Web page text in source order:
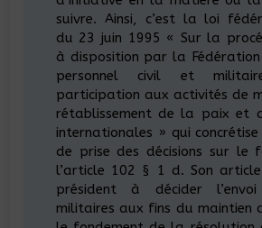
suivre. Ainsi, c’est la loi
du 23 juin 1995 « Sur la
à disposition par la Fédération
personnel civil et
participation aux activités de
rétablissement de la paix et
internationales » qui
de prise des décisions sur le
l’article 102 § 1 d. Son
président à décider
militaires aux fins du maintien